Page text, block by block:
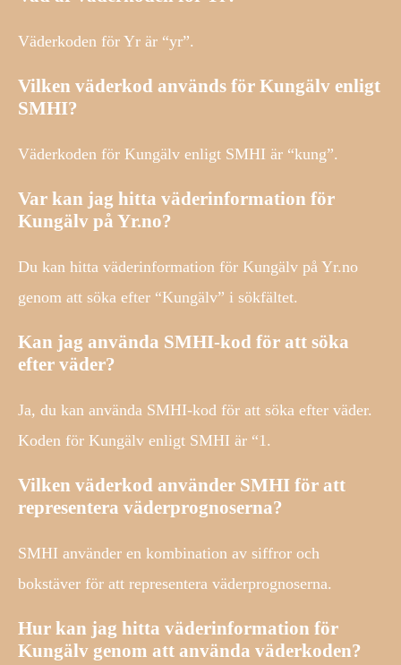
Väderkoden för Yr är “yr”.
Vilken väderkod används för Kungälv enligt
SMHI?
Väderkoden för Kungälv enligt SMHI är “kung”.
Var kan jag hitta väderinformation för
Kungälv på Yr.no?
Du kan hitta väderinformation för Kungälv på Yr.no
genom att söka efter “Kungälv” i sökfältet.
Kan jag använda SMHI-kod för att söka
efter väder?
Ja, du kan använda SMHI-kod för att söka efter väder.
Koden för Kungälv enligt SMHI är “1.
Vilken väderkod använder SMHI för att
representera väderprognoserna?
SMHI använder en kombination av siffror och
bokstäver för att representera väderprognoserna.
Hur kan jag hitta väderinformation för
Kungälv genom att använda väderkoden?